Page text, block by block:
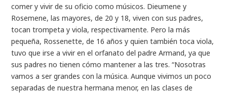
comer y vivir de su oficio como músicos. Dieumene y
Rosemene, las mayores, de 20 y 18, viven con sus padres,
tocan trompeta y viola, respectivamente. Pero la más
pequeña, Rossenette, de 16 años y quien también toca viola,
tuvo que irse a vivir en el orfanato del padre Armand, ya que
sus padres no tienen cómo mantener a las tres. “Nosotras
vamos a ser grandes con la música. Aunque vivimos un poco
separadas de nuestra hermana menor, en las clases de